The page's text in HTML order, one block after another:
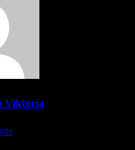
Viktória